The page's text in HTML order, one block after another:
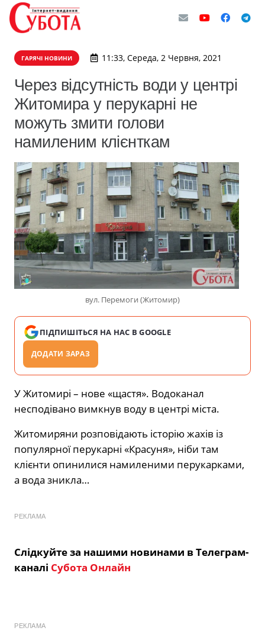
ГАРЯЧІ НОВИНИ 11:33, Середа, 2 Червня, 2021
Через відсутність води у центрі
Житомира у перукарні не
можуть змити голови
намиленим клієнткам
вул. Перемоги (Житомир)
ПІДПИШІТЬСЯ НА НАС В GOOGLE
ДОДАТИ ЗАРАЗ
У Житомирі – нове «щастя». Водоканал
несподівано вимкнув воду в центрі міста.
Житомиряни розповідають історію жахів із
популярної перукарні «Красуня», ніби там
клієнти опинилися намиленими перукарками,
а вода зникла…
РЕКЛАМА
Слідкуйте за нашими новинами в Телеграм-
каналі Субота Онлайн
РЕКЛАМА